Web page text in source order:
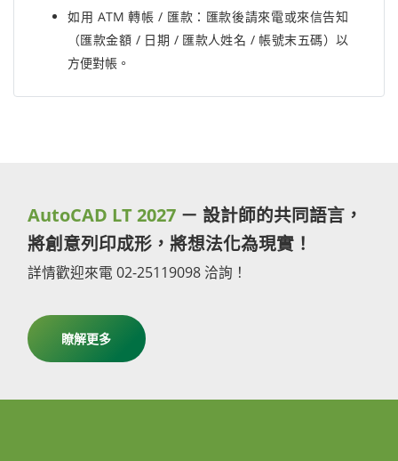
如用 ATM 轉帳 / 匯款：匯款後請來電或來信告知
（匯款金額 / 日期 / 匯款人姓名 / 帳號末五碼）以
方便對帳。
AutoCAD LT 2027 － 設計師的共同語言，
將創意列印成形，將想法化為現實！
詳情歡迎來電 02-25119098 洽詢！
瞭解更多